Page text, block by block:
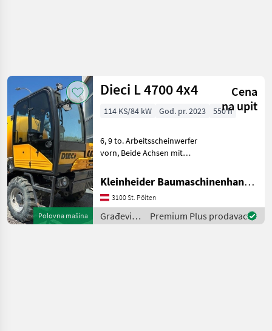
Kategorija 4 Država Filteri
TRENUTNA
PUTANJA
Izgradnja
Gradevinski
Strojevi
Gradevinski
Damperi
Resetuj
Prikaži 1
rezultata
Polovna mašina
Dieci L 4700 4x4
Cena
na upit
114 KS/84 kW God. pr. 2023 550 h
6, 9 to. Arbeitsscheinwerfer
vorn, Beide Achsen mit
Differentialsperre. -
Geschlossene Kabine mit
Schiebefenster auf
Motorseite, Doppeltür mit
Öffnun
Kleinheider Baumaschinenhandel GmbH.
3100 St. Pölten
Građevinski
strojevi /
Premium Plus prodavac